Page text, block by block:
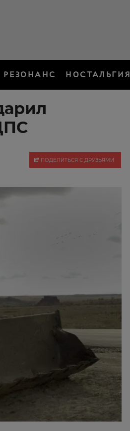
РЕЗОНАНС НОСТАЛЬГИЯ
ПОДЕЛИТЬСЯ С ДРУЗЬЯМИ